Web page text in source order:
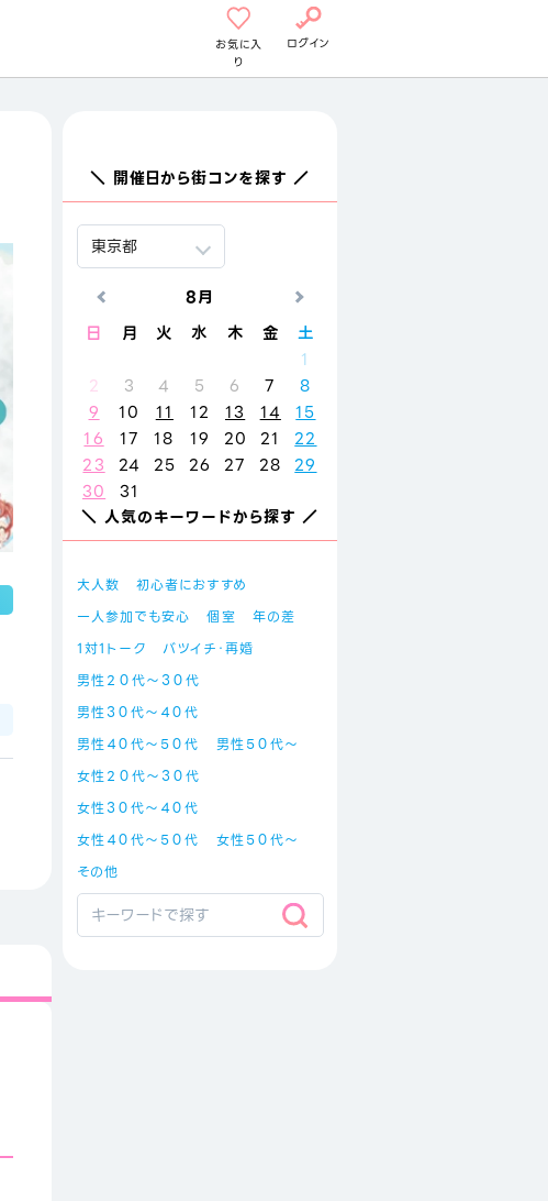
お気に入
り
ログイン
＼ 開催日から街コンを探す ／
8月
日
月 火 水 木 金
土
1
2
3 4 5 6 7
8
9
10 11 12 13 14
15
16
17 18 19 20 21
22
23
24 25 26 27 28
29
30
31
＼ 人気のキーワードから探す ／
大人数
初心者におすすめ
一人参加でも安心
個室
年の差
1対1トーク
バツイチ・再婚
男性２０代～３０代
男性３０代～４０代
男性４０代～５０代
男性５０代～
女性２０代～３０代
女性３０代～４０代
女性４０代～５０代
女性５０代～
その他